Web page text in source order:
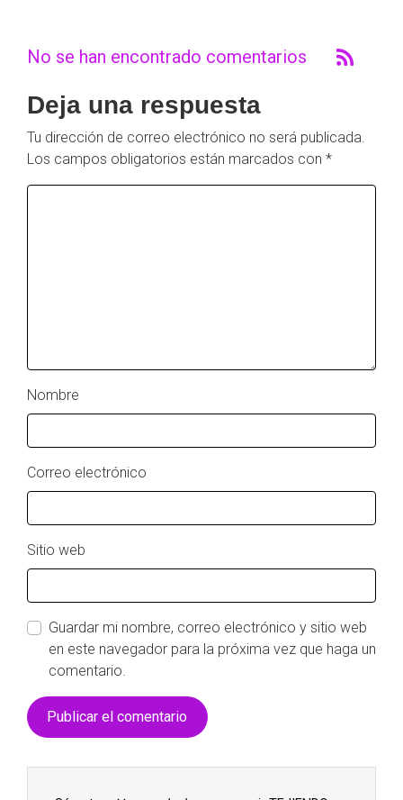
No se han encontrado comentarios
Deja una respuesta
Tu dirección de correo electrónico no será publicada.
Los campos obligatorios están marcados con *
Nombre
Correo electrónico
Sitio web
Guardar mi nombre, correo electrónico y sitio web
en este navegador para la próxima vez que haga un
comentario.